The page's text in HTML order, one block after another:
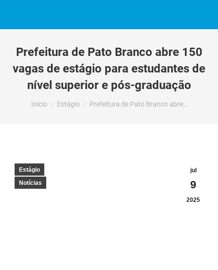
Prefeitura de Pato Branco abre 150
vagas de estágio para estudantes de
nível superior e pós-graduação
Você está aqui:
Início Estágio Prefeitura de Pato Branco abre…
jul
9
2025
Estágio
Notícias